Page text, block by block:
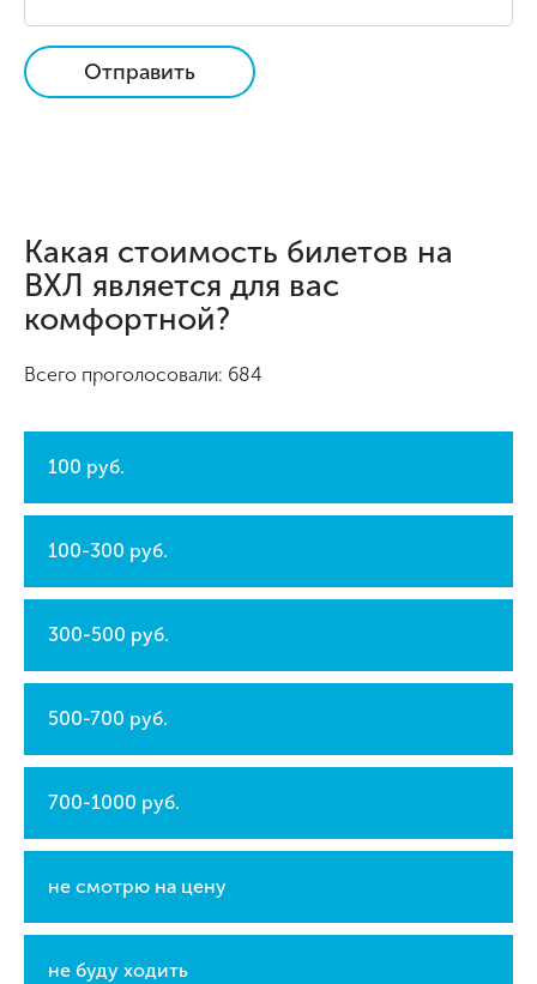
Отправить
Какая стоимость билетов на
ВХЛ является для вас
комфортной?
Всего проголосовали: 684
100 руб.
100-300 руб.
300-500 руб.
500-700 руб.
700-1000 руб.
не смотрю на цену
не буду ходить